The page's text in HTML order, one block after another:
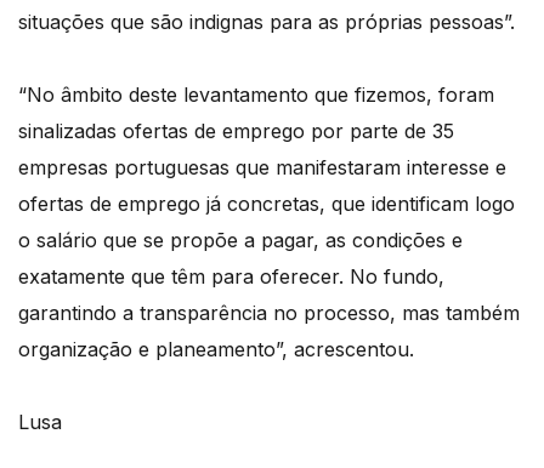
situações que são indignas para as próprias pessoas”.
“No âmbito deste levantamento que fizemos, foram
sinalizadas ofertas de emprego por parte de 35
empresas portuguesas que manifestaram interesse e
ofertas de emprego já concretas, que identificam logo
o salário que se propõe a pagar, as condições e
exatamente que têm para oferecer. No fundo,
garantindo a transparência no processo, mas também
organização e planeamento”, acrescentou.
Lusa